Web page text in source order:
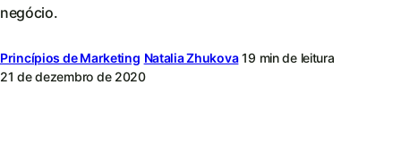
negócio.
Princípios de Marketing Natalia Zhukova 19 min de leitura
21 de dezembro de 2020